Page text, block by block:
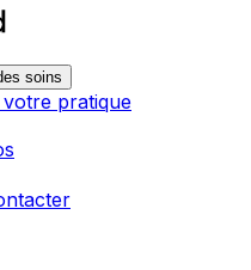
soins
pratique